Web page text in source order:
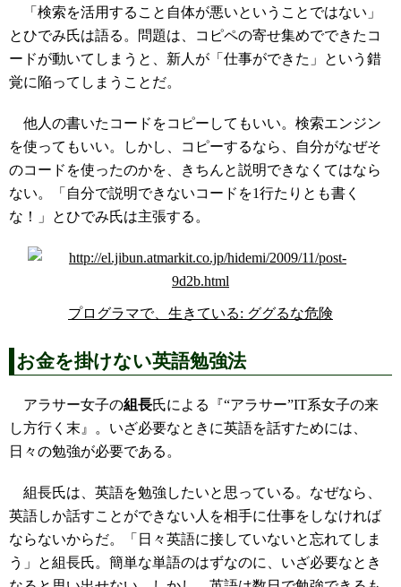
「検索を活用すること自体が悪いということではない」
とひでみ氏は語る。問題は、コピペの寄せ集めでできたコ
ードが動いてしまうと、新人が「仕事ができた」という錯
覚に陥ってしまうことだ。
他人の書いたコードをコピーしてもいい。検索エンジン
を使ってもいい。しかし、コピーするなら、自分がなぜそ
のコードを使ったのかを、きちんと説明できなくてはなら
ない。「自分で説明できないコードを1行たりとも書く
な！」とひでみ氏は主張する。
プログラマで、生きている: ググるな危険
お金を掛けない英語勉強法
アラサー女子の組長氏による『“アラサー”IT系女子の来
し方行く末』。いざ必要なときに英語を話すためには、
日々の勉強が必要である。
組長氏は、英語を勉強したいと思っている。なぜなら、
英語しか話すことができない人を相手に仕事をしなければ
ならないからだ。「日々英語に接していないと忘れてしま
う」と組長氏。簡単な単語のはずなのに、いざ必要なとき